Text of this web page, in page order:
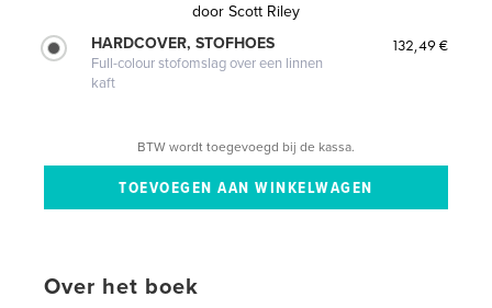
door Scott Riley
HARDCOVER, STOFHOES
Full-colour stofomslag over een linnen
kaft
132,49 €
BTW wordt toegevoegd bij de kassa.
Over het boek